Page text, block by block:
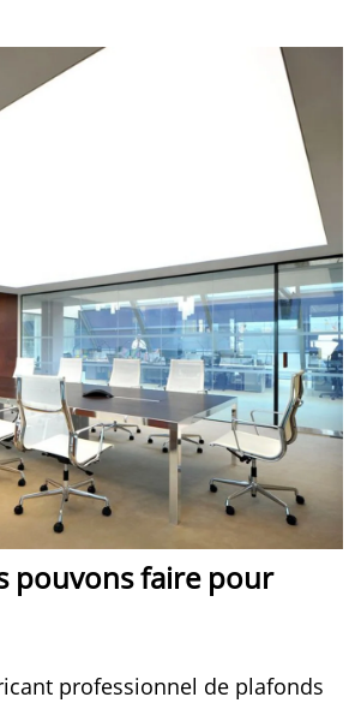
pouvons faire pour
professionnel de plafonds